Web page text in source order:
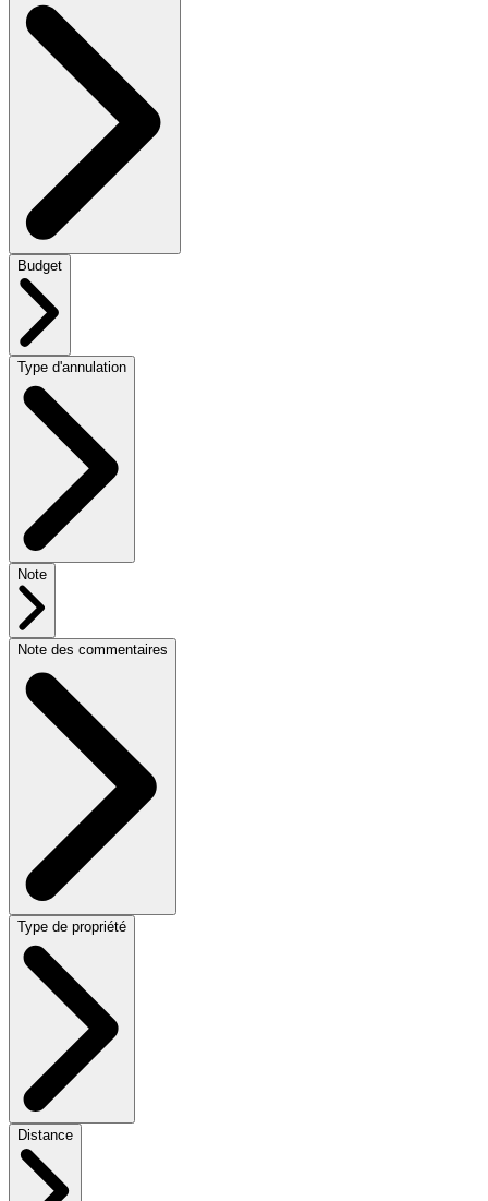
Budget
Type d'annulation
Note
Note des commentaires
Type de propriété
Distance